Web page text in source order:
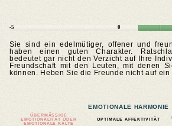
-5 0
Sie sind ein edelmütiger, offener und
haben einen guten Charakter.
bedeutet gar nicht den Verzicht auf Ihre
Freundschaft mit den Leuten, mit denen
können. Heben Sie die Freunde nicht auf ein
EMOTIONALE HARMONIE
ÜBERMÄSSIGE E
MOTIONALITÄT ODER E
MOTIONALE KÄLTE
OPTIMALE AFFEKTIVITÄT